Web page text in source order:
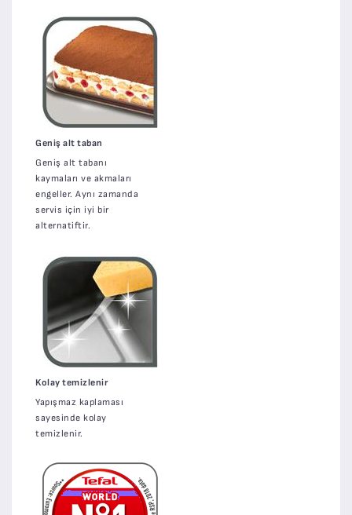
Geniş alt taban
Geniş alt tabanı
kaymaları ve akmaları
engeller. Aynı zamanda
servis için iyi bir
alternatiftir.
Kolay temizlenir
Yapışmaz kaplaması
sayesinde kolay
temizlenir.